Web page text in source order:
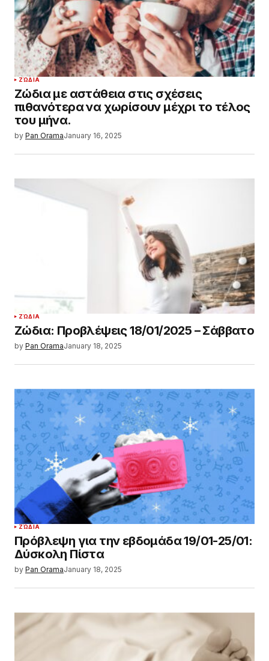
ΖΏΔΙΑ
Ζώδια με αστάθεια στις σχέσεις
πιθανότερα να χωρίσουν μέχρι το τέλος
του μήνα.
by Pan OramaJanuary 16, 2025
ΖΏΔΙΑ
Ζώδια: Προβλέψεις 18/01/2025 – Σάββατο
by Pan OramaJanuary 18, 2025
ΖΏΔΙΑ
Πρόβλεψη για την εβδομάδα 19/01-25/01:
Δύσκολη Πίστα
by Pan OramaJanuary 18, 2025